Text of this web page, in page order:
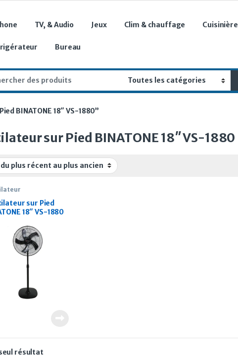
TV, & Audio Jeux Clim & chauffage Cuisinière
Bureau
BINATONE 18″ VS-1880”
sur Pied BINATONE 18″ VS-1880
sur Pied
18″ VS-1880
résultat